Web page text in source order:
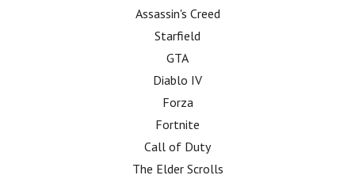
Assassin's Creed
Starfield
GTA
Diablo IV
Forza
Fortnite
Call of Duty
The Elder Scrolls